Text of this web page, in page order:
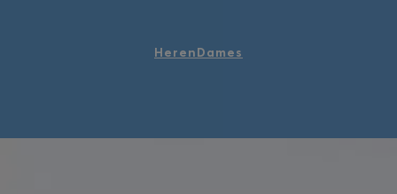
HerenDames